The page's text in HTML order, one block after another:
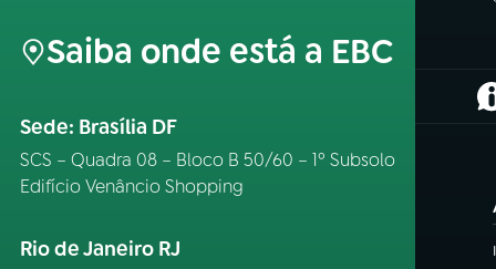
Saiba onde está a EBC
Sede: Brasília DF
SCS – Quadra 08 – Bloco B 50/60 – 1º Subsolo
Edifício Venâncio Shopping
Rio de Janeiro RJ